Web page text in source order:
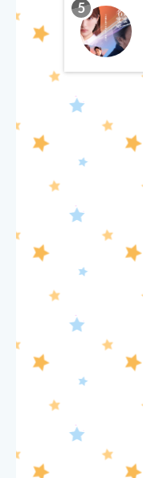
ドン
鍋
バス
歓
ショ
5